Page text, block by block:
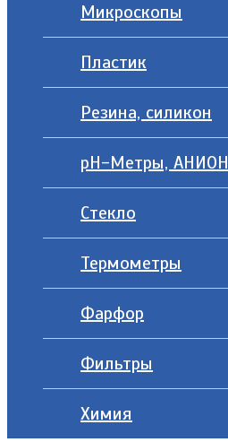
Микроскопы
Пластик
Резина, силикон
рН-Метры, АНИОН
Стекло
Термометры
Фарфор
Фильтры
Химия